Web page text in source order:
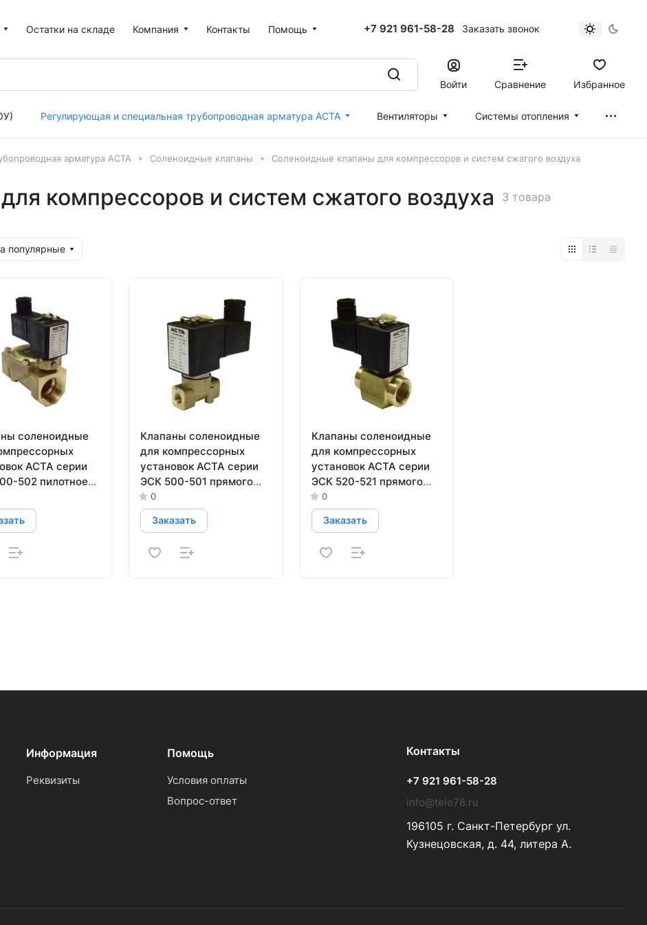
Остатки на складе Компания Контакты Помощь +7 921 961-58-28 Заказать звонок
Войти Сравнение Избранное
Регулирующая и специальная трубопроводная арматура АСТА Вентиляторы Cистемы отопления
арматура АСТА Соленоидные клапаны Соленоидные клапаны для компрессоров и систем сжатого воздуха
компрессоров и систем сжатого воздуха 3 товара
популярные
соленоидные
АСТА серии
502 пилотное
Клапаны соленоидные
для компрессорных
установок АСТА серии
ЭСК 500-501 прямого
действия
0
Заказать
Клапаны соленоидные
для компрессорных
установок АСТА серии
ЭСК 520-521 прямого
действия
0
Заказать
Информация
Реквизиты
Помощь
Условия оплаты
Вопрос-ответ
Контакты
+7 921 961-58-28
info@tele78.ru
196105 г. Санкт-Петербург ул.
Кузнецовская, д. 44, литера А.